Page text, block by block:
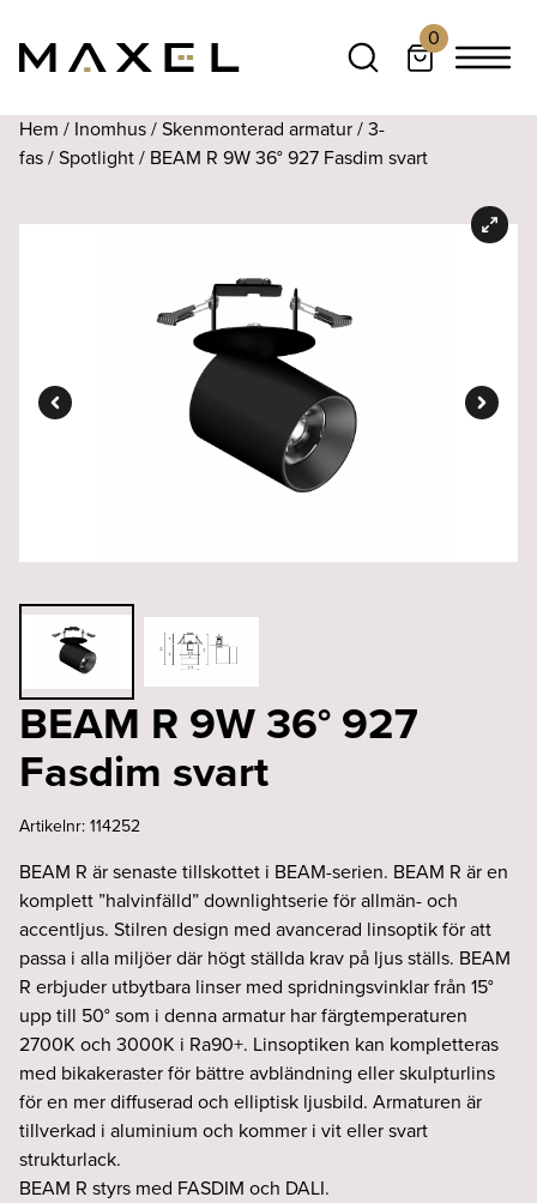
0
Hem / Inomhus/Skenmonterad armatur/3-
fas/Spotlight/ BEAM R 9W 36° 927 Fasdim svart
BEAM R 9W 36° 927
Fasdim svart
Artikelnr:114252
BEAM R är senaste tillskottet i BEAM-serien. BEAM R är en
komplett ”halvinfälld” downlightserie för allmän- och
accentljus. Stilren design med avancerad linsoptik för att
passa i alla miljöer där högt ställda krav på ljus ställs. BEAM
R erbjuder utbytbara linser med spridningsvinklar från 15°
upp till 50° som i denna armatur har färgtemperaturen
2700K och 3000K i Ra90+. Linsoptiken kan kompletteras
med bikakeraster för bättre avbländning eller skulpturlins
för en mer diffuserad och elliptisk ljusbild. Armaturen är
tillverkad i aluminium och kommer i vit eller svart
strukturlack.
BEAM R styrs med FASDIM och DALI.